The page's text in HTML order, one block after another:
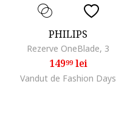
PHILIPS
Rezerve OneBlade, 3
14999lei
Vandut de Fashion Days